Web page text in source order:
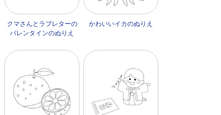
クマさんとラブレターの
バレンタインのぬりえ
かわいいイカのぬりえ